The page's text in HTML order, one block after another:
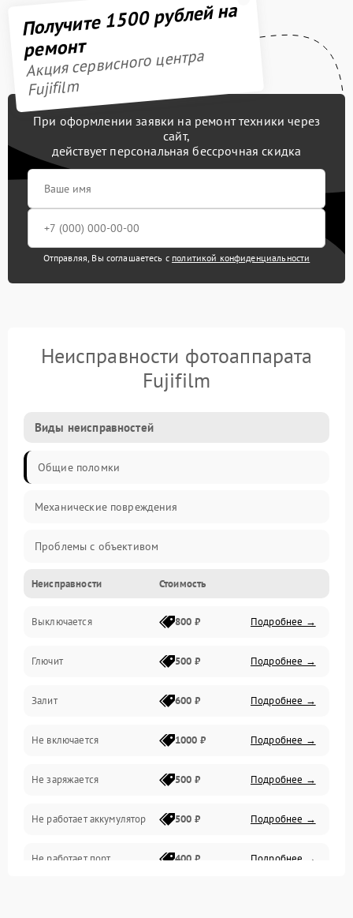
Получите 1500 рублей на
ремонт
Акция сервисного центра
Fujifilm
При оформлении заявки на ремонт техники через
сайт,
действует персональная бессрочная скидка
Отправляя, Вы соглашаетесь с политикой конфиденциальности
Неисправности фотоаппарата
Fujifilm
Виды неисправностей
Общие поломки
Механические повреждения
Проблемы с объективом
Электронные ошибки
Механические проблемы
Матрица и оптика
Питание и питание цепей
Проблемы с картами памяти
Объективы
Программные сбои
Коммуникации и интерфейсы
Неисправности Стоимость
Выключается 800 ₽ Подробнее →
Глючит 500 ₽ Подробнее →
Залит 600 ₽ Подробнее →
Не включается 1000 ₽ Подробнее →
Не заряжается 500 ₽ Подробнее →
Не работает аккумулятор 500 ₽ Подробнее →
Не работает порт 400 ₽ Подробнее →